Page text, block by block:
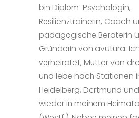
bin Diplom-Psychologin,
Resilienztrainerin, Coach
pädagogische Beraterin
Gründerin von avutura.
verheiratet, Mutter von
und lebe nach Stationen
Heidelberg, Dortmund
wieder in meinem